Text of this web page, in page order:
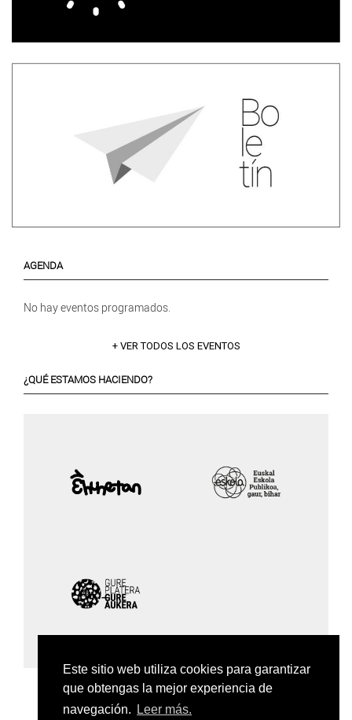
Este sitio web utiliza cookies para garantizar
que obtengas la mejor experiencia de
navegación.
Leer más.
AGENDA
No hay eventos programados.
+ VER TODOS LOS EVENTOS
¿QUÉ ESTAMOS HACIENDO?